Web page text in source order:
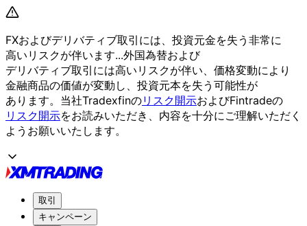
FXおよびデリバティブ取引には、 投資元金を失う 非常に
高いリスクが伴います...外国為替および
デリバティブ取引には高いリスクが伴い、 価格変動により
金融商品の価値が変動し、 投資元本を失う 可能性が
あります。 当社Tradexfinのリスク開示およびFintradeの
リスク開示をお読みいただき、 内容を十分にご理解いただく
よう お願いいたします。
取引
キャンペーン